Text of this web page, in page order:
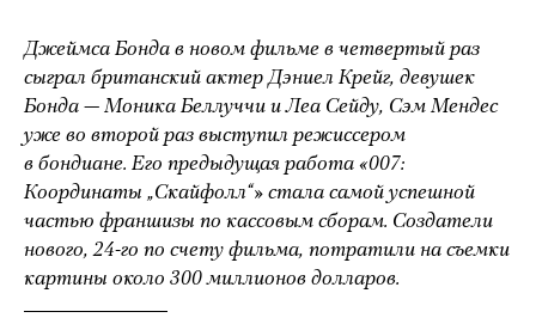
Джеймса Бонда в новом фильме в четвертый раз
сыграл британский актер Дэниел Крейг, девушек
Бонда — Моника Беллуччи и Леа Сейду, Сэм Мендес
уже во второй раз выступил режиссером
в бондиане. Его предыдущая работа «007:
Координаты „Скайфолл“» стала самой успешной
частью франшизы по кассовым сборам. Создатели
нового, 24-го по счету фильма, потратили на съемки
картины около 300 миллионов долларов.